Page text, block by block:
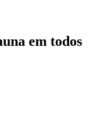
em todos